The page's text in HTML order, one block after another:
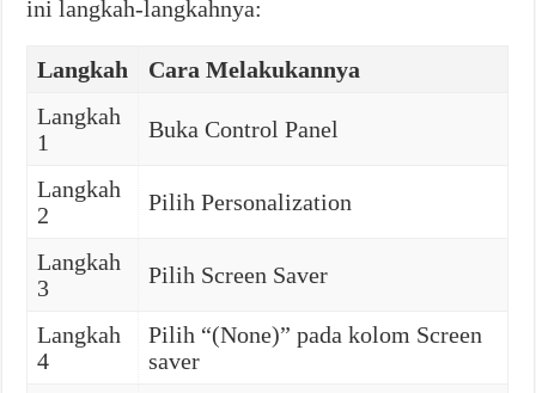
ini langkah-langkahnya:
Langkah
Cara Melakukannya
Langkah
1
Buka Control Panel
Langkah
2
Pilih Personalization
Langkah
3
Pilih Screen Saver
Langkah
4
Pilih “(None)” pada kolom Screen
saver